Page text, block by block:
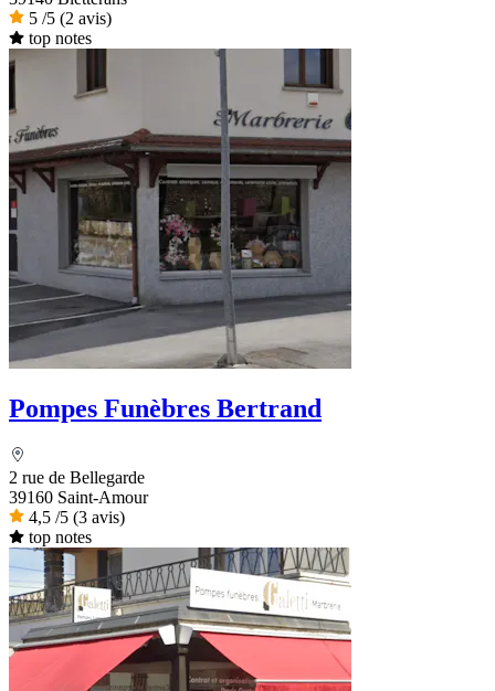
5 /5 (2 avis)
top notes
Pompes Funèbres Bertrand
2 rue de Bellegarde
39160 Saint-Amour
4,5 /5 (3 avis)
top notes